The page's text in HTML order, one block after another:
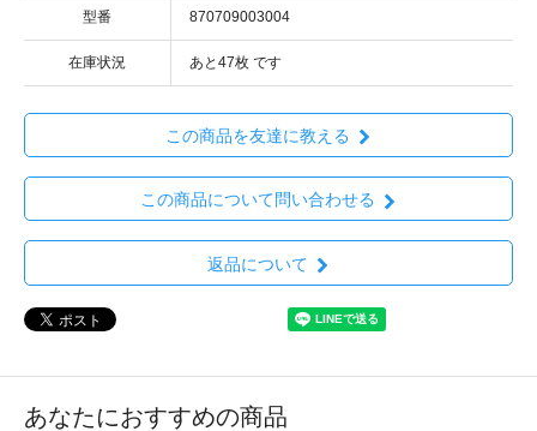
型番 870709003004
在庫状況 あと47枚 です
この商品を友達に教える
この商品について問い合わせる
返品について
あなたにおすすめの商品